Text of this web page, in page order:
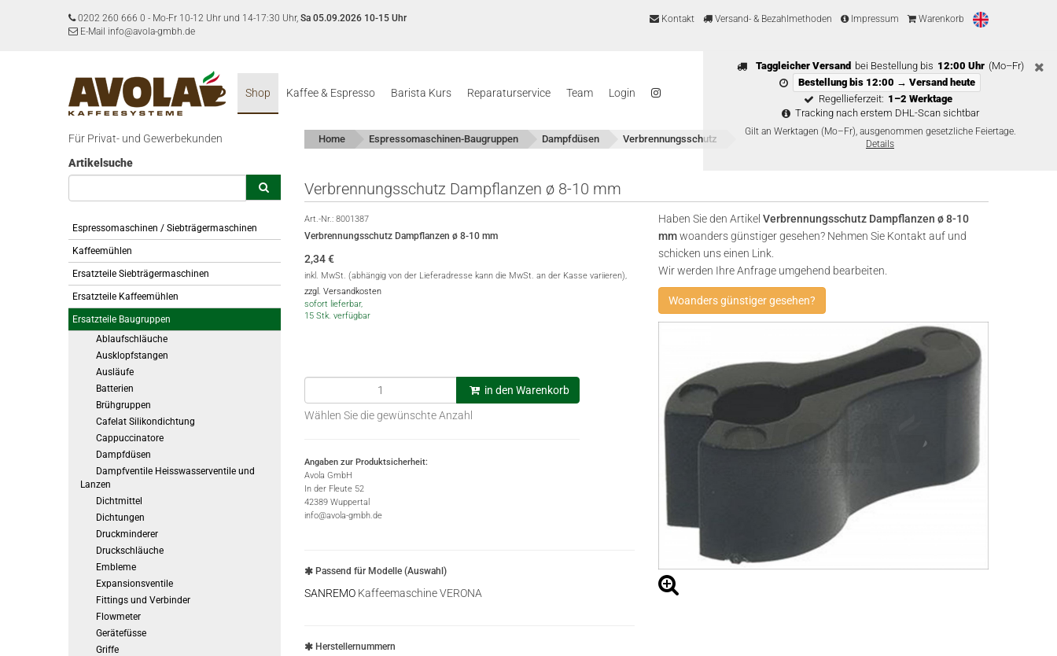
0202 260 666 0 - Mo-Fr 10-12 Uhr und 14-17:30 Uhr, Sa 05.09.2026 10-15 Uhr
E-Mail info@avola-gmbh.de
Kontakt Versand- & Bezahlmethoden Impressum Warenkorb
Taggleicher Versand bei Bestellung bis 12:00 Uhr (Mo–Fr)
Bestellung bis 12:00 → Versand heute
Regellieferzeit: 1–2 Werktage
Tracking nach erstem DHL-Scan sichtbar
Gilt an Werktagen (Mo–Fr), ausgenommen gesetzliche Feiertage.
Details
Shop Kaffee & Espresso Barista Kurs Reparaturservice Team Login
Für Privat- und Gewerbekunden
Artikelsuche
Espressomaschinen / Siebträgermaschinen
Kaffeemühlen
Ersatzteile Siebträgermaschinen
Ersatzteile Kaffeemühlen
Ersatzteile Baugruppen
Ablaufschläuche
Ausklopfstangen
Ausläufe
Batterien
Brühgruppen
Cafelat Silikondichtung
Cappuccinatore
Dampfdüsen
Dampfventile Heisswasserventile und
Lanzen
Dichtmittel
Dichtungen
Druckminderer
Druckschläuche
Embleme
Expansionsventile
Fittings und Verbinder
Flowmeter
Gerätefüsse
Griffe
Home Espressomaschinen-Baugruppen Dampfdüsen Verbrennungsschutz
Verbrennungsschutz Dampflanzen ø 8-10 mm
Art.-Nr.: 8001387
Verbrennungsschutz Dampflanzen ø 8-10 mm
2,34€
inkl. MwSt. (abhängig von der Lieferadresse kann die MwSt. an der Kasse variieren),
zzgl. Versandkosten
sofort lieferbar,
15 Stk. verfügbar
in den Warenkorb
Wählen Sie die gewünschte Anzahl
Angaben zur Produktsicherheit:
Avola GmbH
In der Fleute 52
42389 Wuppertal
info@avola-gmbh.de
Passend für Modelle (Auswahl)
SANREMO Kaffeemaschine VERONA
Herstellernummern
Haben Sie den Artikel Verbrennungsschutz Dampflanzen ø 8-10
mmwoanders günstiger gesehen? Nehmen Sie Kontakt auf und
schicken uns einen Link.
Wir werden Ihre Anfrage umgehend bearbeiten.
Woanders günstiger gesehen?